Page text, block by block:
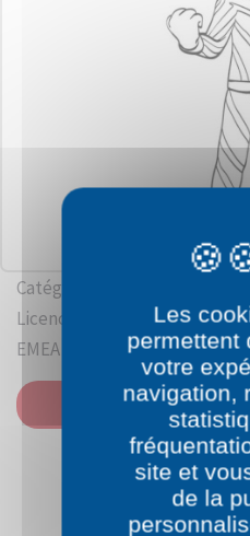
Catégorie: Les pyjamasks
Licence: Frog Box,
EMEA
Les
permettent
votre
navigation,
site et
de la